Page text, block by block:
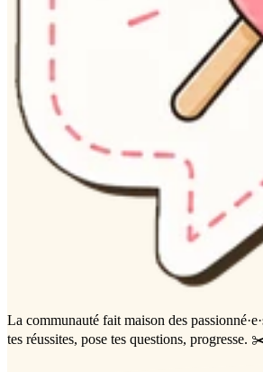
La communauté fait maison des
tes réussites, pose tes questions, progresse.